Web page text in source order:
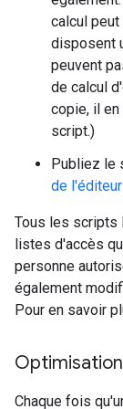
calcul
disposent
peuvent
de calcul
copie, il
script.)
Publiez le
de l'éditeur
Tous les scripts
listes d'accès
personne
également
Pour en savoir
Optimisation
Chaque fois